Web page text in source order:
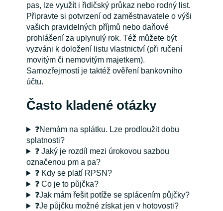
pas, lze využít i řidičský průkaz nebo rodný list.
Připravte si potvrzení od zaměstnavatele o výši
vašich pravidelných příjmů nebo daňové
prohlášení za uplynulý rok. Též můžete být
vyzváni k doložení listu vlastnictví (při ručení
movitým či nemovitým majetkem).
Samozřejmostí je taktéž ověření bankovního
účtu.
Často kladené otázky
❓Nemám na splátku. Lze prodloužit dobu
splatnosti?
❓ Jaký je rozdíl mezi úrokovou sazbou
označenou pm a pa?
❓ Kdy se platí RPSN?
❓ Co je to půjčka?
❓Jak mám řešit potíže se splácením půjčky?
❓Je půjčku možné získat jen v hotovosti?